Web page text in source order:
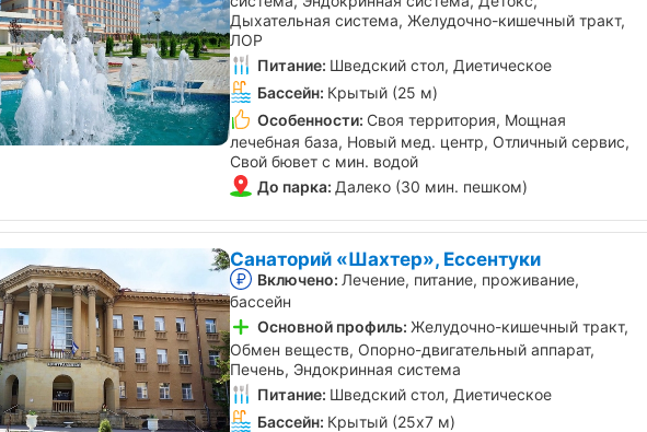
Дыхательная система, Желудочно-кишечный тракт,
ЛОР
Питание: Шведский стол, Диетическое
Бассейн: Крытый (25 м)
Особенности: Своя территория, Мощная
лечебная база, Новый мед. центр, Отличный сервис,
Свой бювет с мин. водой
До парка: Далеко (30 мин. пешком)
Санаторий «Шахтер», Ессентуки
Включено: Лечение, питание, проживание,
бассейн
Основной профиль: Желудочно-кишечный тракт,
Обмен веществ, Опорно-двигательный аппарат,
Печень, Эндокринная система
Питание: Шведский стол, Диетическое
Бассейн: Крытый (25х7 м)